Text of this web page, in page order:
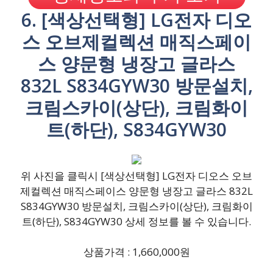
6. [색상선택형] LG전자 디오
스 오브제컬렉션 매직스페이
스 양문형 냉장고 글라스
832L S834GYW30 방문설치,
크림스카이(상단), 크림화이
트(하단), S834GYW30
위 사진을 클릭시 [색상선택형] LG전자 디오스 오브
제컬렉션 매직스페이스 양문형 냉장고 글라스 832L
S834GYW30 방문설치, 크림스카이(상단), 크림화이
트(하단), S834GYW30 상세 정보를 볼 수 있습니다.
상품가격 : 1,660,000원